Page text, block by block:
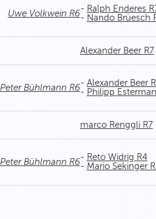
Uwe Volkwein R6- Ralph Enderes
- Nando Brüesch
Alexander Beer R7
Peter Bühlmann R6- Alexander Beer
- Philipp
marco Renggli R7
Peter Bühlmann R6- Reto Widrig R4
- Mario Sekinger